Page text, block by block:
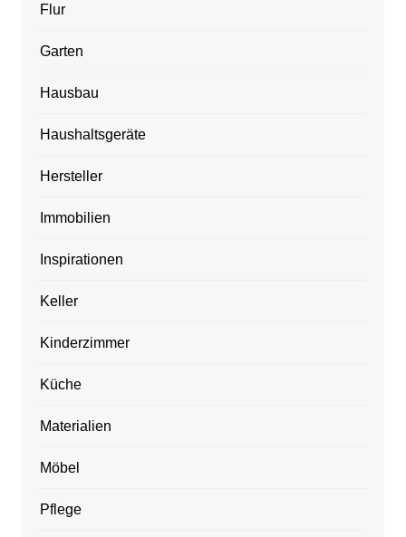
Flur
Garten
Hausbau
Haushaltsgeräte
Hersteller
Immobilien
Inspirationen
Keller
Kinderzimmer
Küche
Materialien
Möbel
Pflege